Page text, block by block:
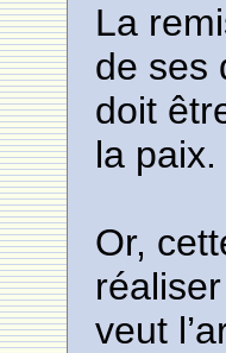
La
de ses
doit
la paix.
Or,
veut